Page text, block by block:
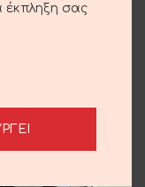
slices and
έκπληξη σας